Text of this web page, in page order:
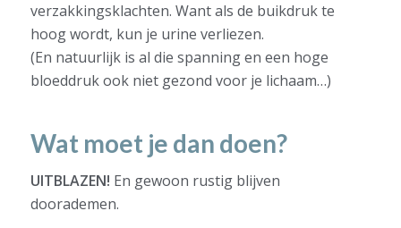
verzakkingsklachten. Want als de buikdruk te
hoog wordt, kun je urine verliezen.
(En natuurlijk is al die spanning en een hoge
bloeddruk ook niet gezond voor je lichaam…)
Wat moet je dan doen?
UITBLAZEN! En gewoon rustig blijven
doorademen.